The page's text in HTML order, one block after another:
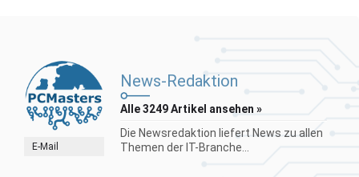
E-Mail
News-Redaktion
Alle 3249 Artikel ansehen »
Die Newsredaktion liefert News zu allen
Themen der IT-Branche...